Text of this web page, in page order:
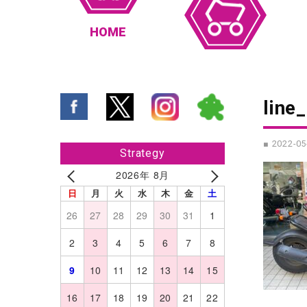
HOME
Strategy
2026年 8月
日 月 火 水 木 金 土
26 27 28 29 30 31
1
2
3 4 5 6 7
8
9
10 11 12 13 14
15
16
17 18 19 20 21 22
■ 2022-